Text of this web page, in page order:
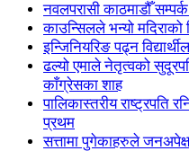
नवलपरासी काठमाडौँ
काउन्सिलले भन्यो मदिराको
इन्जिनियरिङ पढ्न
ढल्यो एमाले नेतृत्वको
काँग्रेसका शाह
पालिकास्तरीय राष्ट्रपति
प्रथम
सत्तामा पुगेकाहरुले